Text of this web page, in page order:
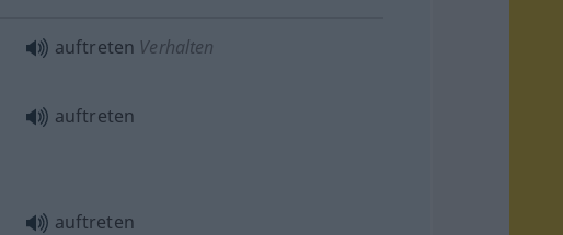
auftreten Verhalten
auftreten
auftreten